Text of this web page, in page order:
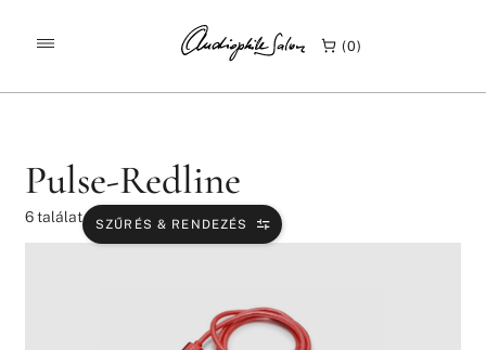
0
KEZDŐLAP TERMÉKEK / PULSE-REDLINE
Pulse-Redline
6találat SZŰRÉS & RENDEZÉS